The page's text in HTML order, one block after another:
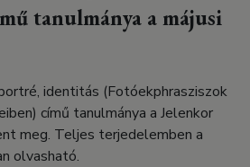
tanulmánya a májusi
identitás (Fotóekphrasziszok
című tanulmánya a Jelenkor
meg. Teljes terjedelemben a
olvasható.